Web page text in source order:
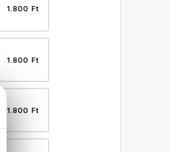
1.800 Ft
1.800 Ft
1.800 Ft